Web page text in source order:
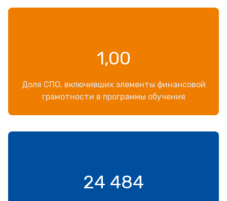
1,00
Доля СПО, включивших элементы финансовой
грамотности в программы обучения
24 484